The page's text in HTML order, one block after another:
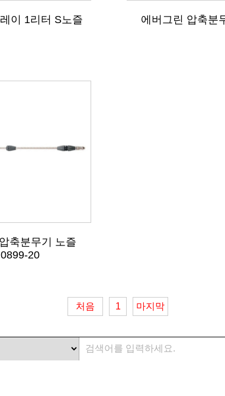
이 1리터 S노즐 에버그린 압축분
축분무기 노즐
0899-20
처음 1 마지막